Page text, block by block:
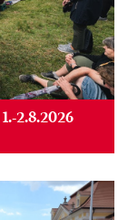
2.8.2026